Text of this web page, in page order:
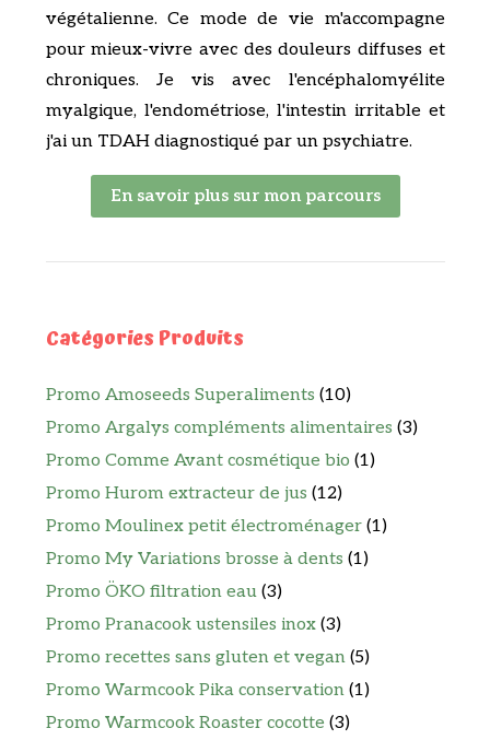
végétalienne. Ce mode de vie m'accompagne
pour mieux-vivre avec des douleurs diffuses et
chroniques. Je vis avec l'encéphalomyélite
myalgique, l'endométriose, l'intestin irritable et
j'ai un TDAH diagnostiqué par un psychiatre.
En savoir plus sur mon parcours
Catégories Produits
Promo Amoseeds Superaliments (10)
Promo Argalys compléments alimentaires (3)
Promo Comme Avant cosmétique bio (1)
Promo Hurom extracteur de jus (12)
Promo Moulinex petit électroménager (1)
Promo My Variations brosse à dents (1)
Promo ÖKO filtration eau (3)
Promo Pranacook ustensiles inox (3)
Promo recettes sans gluten et vegan (5)
Promo Warmcook Pika conservation (1)
Promo Warmcook Roaster cocotte (3)